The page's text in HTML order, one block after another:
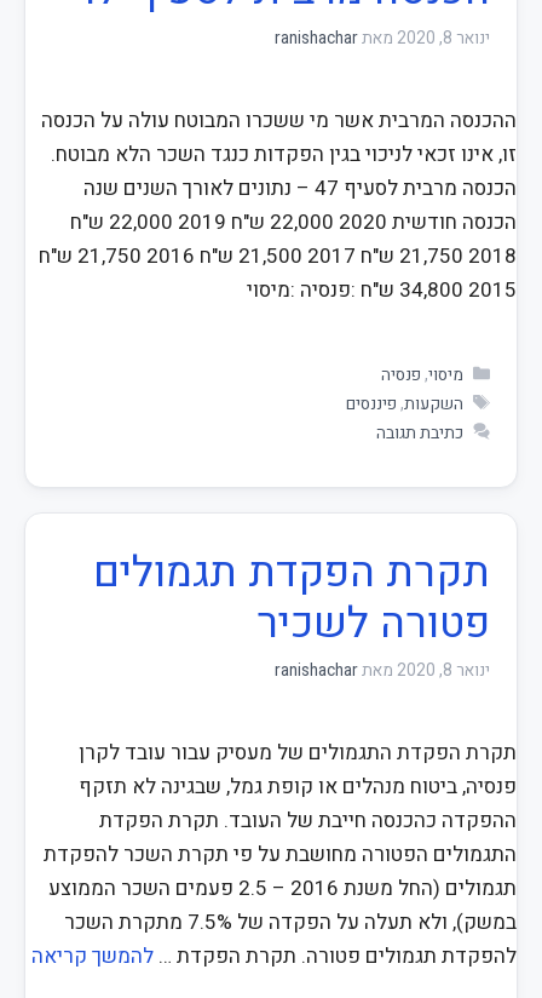
ינואר 8, 2020 מאתranishachar
ההכנסה המרבית אשר מי ששכרו המבוטח עולה על הכנסה
זו, אינו זכאי לניכוי בגין הפקדות כנגד השכר הלא מבוטח.
הכנסה מרבית לסעיף 47 – נתונים לאורך השנים שנה
הכנסה חודשית 2020 22,000 ש"ח 2019 22,000 ש"ח
2018 21,750 ש"ח 2017 21,500 ש"ח 2016 21,750 ש"ח
2015 34,800 ש"ח :פנסיה :מיסוי
מיסוי, פנסיה
השקעות, פיננסים
כתיבת תגובה
תקרת הפקדת תגמולים
פטורה לשכיר
ינואר 8, 2020 מאתranishachar
תקרת הפקדת התגמולים של מעסיק עבור עובד לקרן
פנסיה, ביטוח מנהלים או קופת גמל, שבגינה לא תזקף
ההפקדה כהכנסה חייבת של העובד. תקרת הפקדת
התגמולים הפטורה מחושבת על פי תקרת השכר להפקדת
תגמולים (החל משנת 2016 – 2.5 פעמים השכר הממוצע
במשק), ולא תעלה על הפקדה של 7.5% מתקרת השכר
להפקדת תגמולים פטורה. תקרת הפקדת … להמשך קריאה